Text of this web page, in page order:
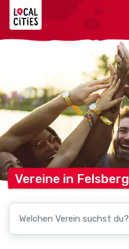
Vereine in Felsberg